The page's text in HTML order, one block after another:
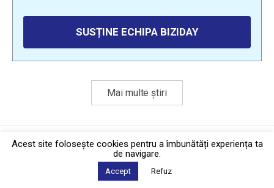
SUSȚINE ECHIPA BIZIDAY
Mai multe știri
Politica de confidențialitate·Contact
2026 © Biziday
Acest site foloseşte cookies pentru a îmbunătăți experiența ta
de navigare.
Accept Refuz